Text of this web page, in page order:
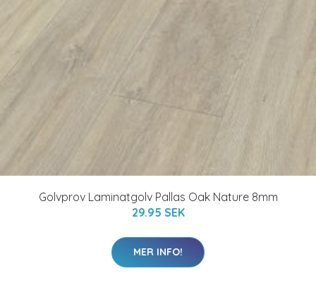
Golvprov Laminatgolv Pallas Oak Nature 8mm
29.95 SEK
MER INFO!